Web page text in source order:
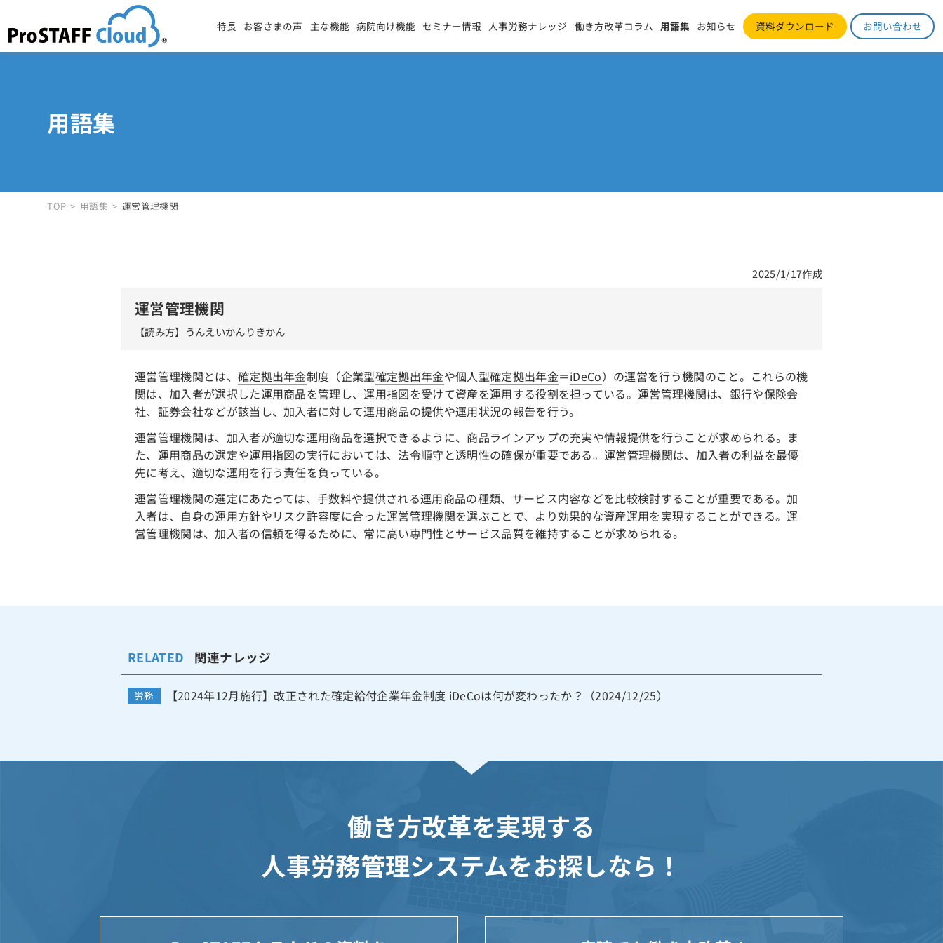
特長 お客さまの声 主な機能 病院向け機能 セミナー情報 人事労務ナレッジ 働き方改革コラム 用語集 お知らせ 資料ダウンロード お問い合わせ
用語集
TOP 用語集 運営管理機関
2025/1/17作成
運営管理機関
【読み方】うんえいかんりきかん
運営管理機関とは、 確定拠出年金制度（企業型確定拠出年金や個人型確定拠出年金＝iDeCo）の運営を行う機関のこと。これらの機
関は、加入者が選択した運用商品を管理し、運用指図を受けて資産を運用する役割を担っている。運営管理機関は、銀行や保険会
社、証券会社などが該当し、加入者に対して運用商品の提供や運用状況の報告を行う。
運営管理機関は、加入者が適切な運用商品を選択できるように、商品ラインアップの充実や情報提供を行うことが求められる。ま
た、運用商品の選定や運用指図の実行においては、法令順守と透明性の確保が重要である。運営管理機関は、加入者の利益を最優
先に考え、適切な運用を行う責任を負っている。
運営管理機関の選定にあたっては、手数料や提供される運用商品の種類、サービス内容などを比較検討することが重要である。加
入者は、自身の運用方針やリスク許容度に合った運営管理機関を選ぶことで、より効果的な資産運用を実現することができる。運
営管理機関は、加入者の信頼を得るために、常に高い専門性とサービス品質を維持することが求められる。
RELATED 関連ナレッジ
労務 【2024年12月施行】改正された確定給付企業年金制度 iDeCoは何が変わったか？（2024/12/25）
働き方改革を実現する
人事労務管理システムをお探しなら！